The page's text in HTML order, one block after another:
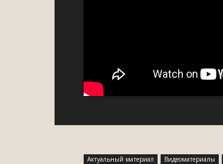
Актуальный материал Видеоматериалы